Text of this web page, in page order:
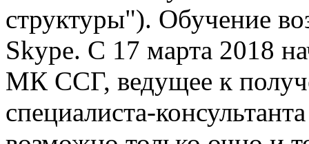
структуры"). Обучение
Skype. С 17 марта 2018
МК ССГ, ведущее к
специалиста-